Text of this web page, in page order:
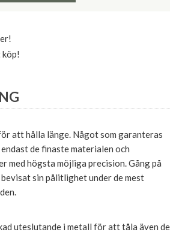
köp!
att hålla länge. Något som garanteras
de finaste materialen och
med högsta möjliga precision. Gång på
sin pålitlighet under de mest
uteslutande i metall för att tåla även de